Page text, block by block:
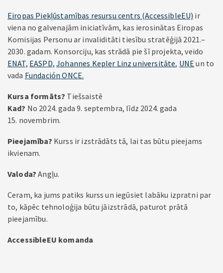
Eiropas Piekļūstamības resursu centrs (AccessibleEU) ir
viena no galvenajām iniciatīvām, kas ierosinātas Eiropas
Komisijas Personu ar invaliditāti tiesību stratēģijā 2021.–
2030. gadam. Konsorciju, kas strādā pie šī projekta, veido
ENAT, EASPD, Johannes Kepler Linz universitāte, UNE un to
vada Fundación ONCE.
Kursa formāts? Tiešsaistē
Kad? No 2024. gada 9. septembra, līdz 2024. gada
15. novembrim.
Pieejamība? Kurss ir izstrādāts tā, lai tas būtu pieejams
ikvienam.
Valoda?Angļu.
Ceram, ka jums patiks kurss un iegūsiet labāku izpratni par
to, kāpēc tehnoloģija būtu jāizstrādā, paturot prātā
pieejamību.
AccessibleEU komanda